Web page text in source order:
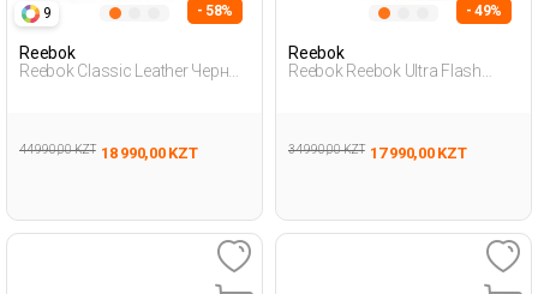
9 - 58%
Reebok
Reebok Classic Leather Черный
44 990,00 KZT 18 990,00 KZT
- 49%
Reebok
Reebok Reebok Ultra Flash
34 990,00 KZT 17 990,00 KZT